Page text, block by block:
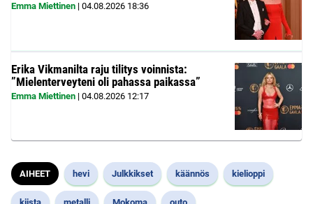
Emma Miettinen | 04.08.2026 18:36
Erika Vikmanilta raju tilitys voinnista:
”Mielenterveyteni oli pahassa paikassa”
Emma Miettinen | 04.08.2026 12:17
AIHEET hevi Julkkikset käännös kielioppi